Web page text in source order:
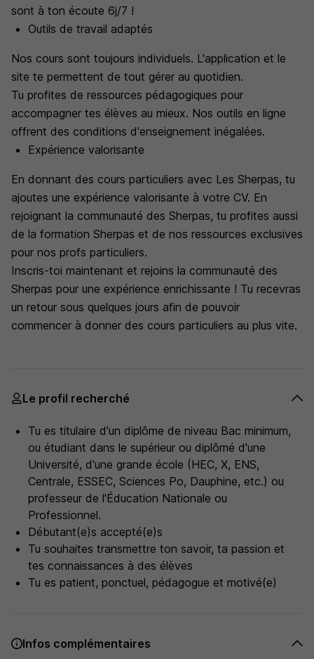
sont à ton écoute 6j/7 !
Outils de travail adaptés
Nos cours sont toujours individuels. L'application et le
site te permettent de tout gérer au quotidien.
Tu profites de ressources pédagogiques pour
accompagner tes élèves au mieux. Nos outils en ligne
offrent des conditions d'enseignement inégalées.
Expérience valorisante
En donnant des cours particuliers avec Les Sherpas, tu
ajoutes une expérience valorisante à votre CV. En
rejoignant la communauté des Sherpas, tu profites aussi
de la formation Sherpas et de nos ressources exclusives
pour nos profs particuliers.
Inscris-toi maintenant et rejoins la communauté des
Sherpas pour une expérience enrichissante ! Tu recevras
un retour sous quelques jours afin de pouvoir
commencer à donner des cours particuliers au plus vite.
Le profil recherché
Tu es titulaire d'un diplôme de niveau Bac minimum,
ou étudiant dans le supérieur ou diplômé d'une
Université, d'une grande école (HEC, X, ENS,
Centrale, ESSEC, Sciences Po, Dauphine, etc.) ou
professeur de l'Éducation Nationale ou
Professionnel.
Débutant(e)s accepté(e)s
Tu souhaites transmettre ton savoir, ta passion et
tes connaissances à des élèves
Tu es patient, ponctuel, pédagogue et motivé(e)
Infos complémentaires